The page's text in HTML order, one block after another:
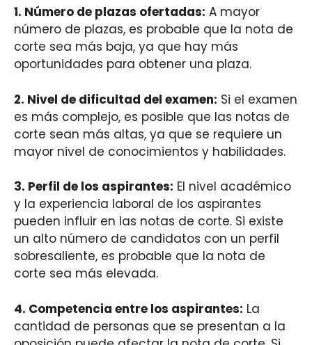
1. Número de plazas ofertadas: A mayor
número de plazas, es probable que la nota de
corte sea más baja, ya que hay más
oportunidades para obtener una plaza.
2. Nivel de dificultad del examen: Si el examen
es más complejo, es posible que las notas de
corte sean más altas, ya que se requiere un
mayor nivel de conocimientos y habilidades.
3. Perfil de los aspirantes: El nivel académico
y la experiencia laboral de los aspirantes
pueden influir en las notas de corte. Si existe
un alto número de candidatos con un perfil
sobresaliente, es probable que la nota de
corte sea más elevada.
4. Competencia entre los aspirantes: La
cantidad de personas que se presentan a la